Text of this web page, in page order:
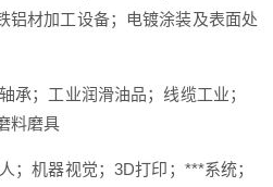
铝材加工设备；电镀涂装及表面处
；工业润滑油品；线缆工业；
料磨具
机器视觉；3D打印；***系统；